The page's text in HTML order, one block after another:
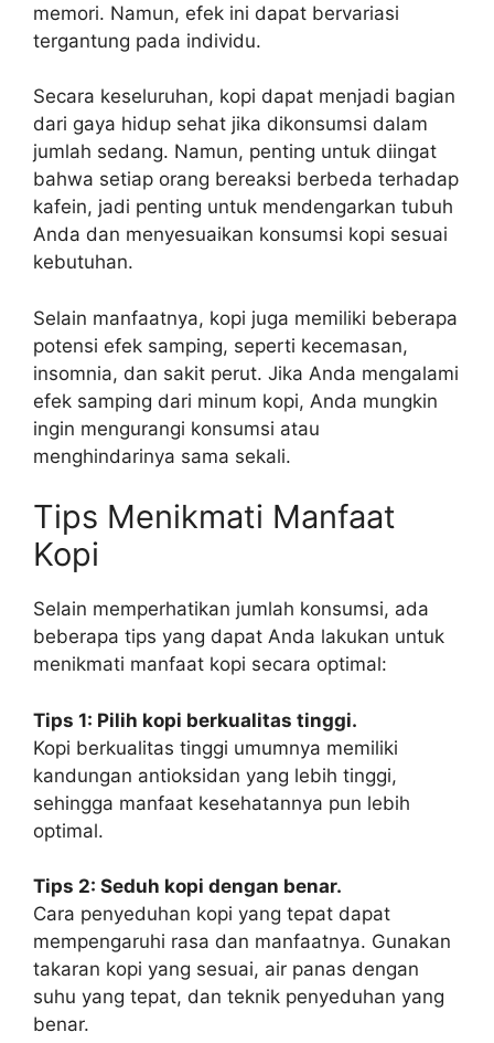
memori. Namun, efek ini dapat bervariasi
tergantung pada individu.
Secara keseluruhan, kopi dapat menjadi bagian
dari gaya hidup sehat jika dikonsumsi dalam
jumlah sedang. Namun, penting untuk diingat
bahwa setiap orang bereaksi berbeda terhadap
kafein, jadi penting untuk mendengarkan tubuh
Anda dan menyesuaikan konsumsi kopi sesuai
kebutuhan.
Selain manfaatnya, kopi juga memiliki beberapa
potensi efek samping, seperti kecemasan,
insomnia, dan sakit perut. Jika Anda mengalami
efek samping dari minum kopi, Anda mungkin
ingin mengurangi konsumsi atau
menghindarinya sama sekali.
Tips Menikmati Manfaat
Kopi
Selain memperhatikan jumlah konsumsi, ada
beberapa tips yang dapat Anda lakukan untuk
menikmati manfaat kopi secara optimal:
Tips 1: Pilih kopi berkualitas tinggi.
Kopi berkualitas tinggi umumnya memiliki
kandungan antioksidan yang lebih tinggi,
sehingga manfaat kesehatannya pun lebih
optimal.
Tips 2: Seduh kopi dengan benar.
Cara penyeduhan kopi yang tepat dapat
mempengaruhi rasa dan manfaatnya. Gunakan
takaran kopi yang sesuai, air panas dengan
suhu yang tepat, dan teknik penyeduhan yang
benar.